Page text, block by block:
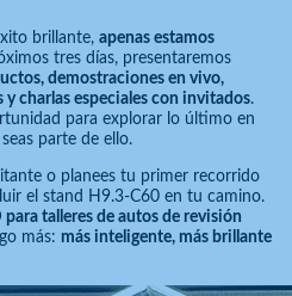
brillante, apenas estamos
tres días, presentaremos
demostraciones en vivo,
charlas especiales con invitados.
para explorar lo último en
parte de ello.
o planees tu primer recorrido
el stand H9.3-C60 en tu camino.
para talleres de autos de revisión
más: más inteligente, más brillante